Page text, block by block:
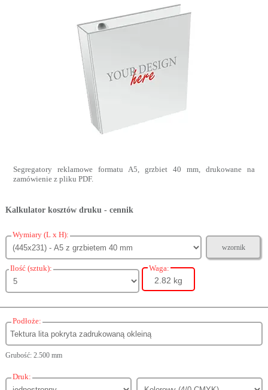
Segregatory reklamowe formatu A5, grzbiet 40 mm, drukowane na
zamówienie z pliku PDF.
Kalkulator kosztów druku - cennik
Wymiary (L x H):
wzornik
Ilość (sztuk): Waga:
2.82 kg
Podłoże:
Grubość: 2.500 mm
Druk: